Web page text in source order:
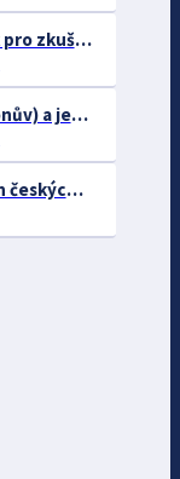
Sklípkan modravý - pavouk pro zkušené chovatele
Chameleon třírohý (Jacksonův) a jeho chov
Zapomenuté střípky z dějin českých exotářů - 3.část